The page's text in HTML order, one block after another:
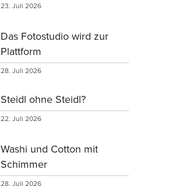
23. Juli 2026
Das Fotostudio wird zur
Plattform
28. Juli 2026
Steidl ohne Steidl?
22. Juli 2026
Washi und Cotton mit
Schimmer
28. Juli 2026